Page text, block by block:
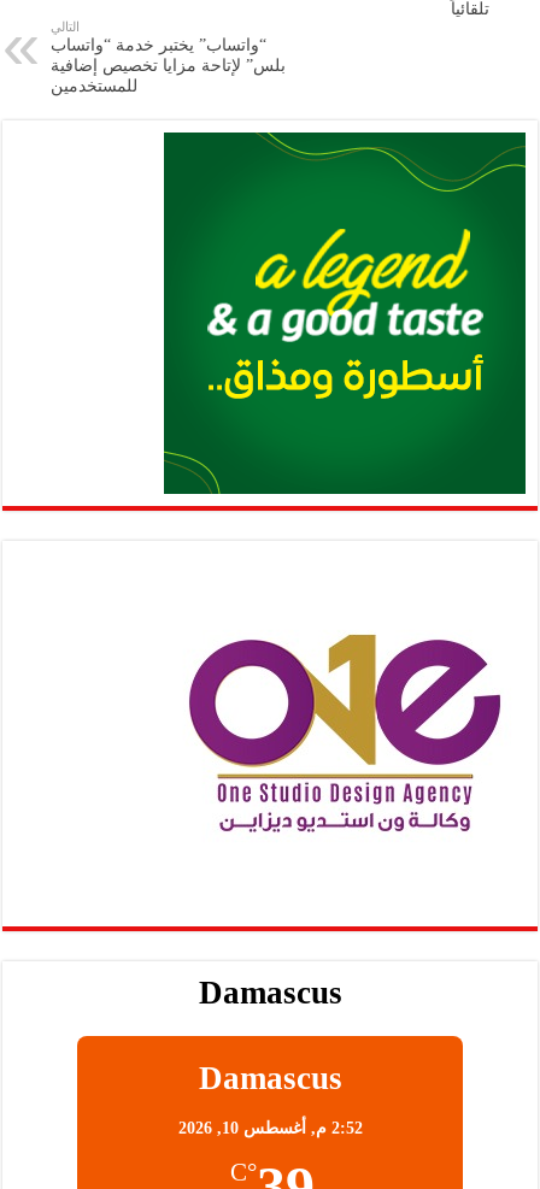
n
p
تلقائياً
التالي
“واتساب” يختبر خدمة “واتساب
بلس” لإتاحة مزايا تخصيص إضافية
للمستخدمين
Damascus
Damascus
2:52 م, أغسطس 10, 2026
°C